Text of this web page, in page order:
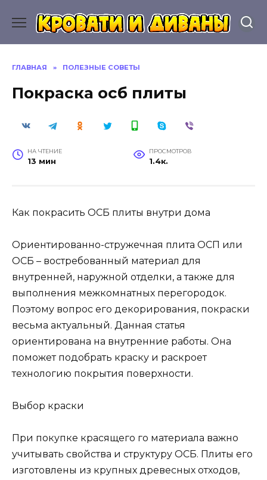
содержанию
ГЛАВНАЯ » ПОЛЕЗНЫЕ СОВЕТЫ
Покраска осб плиты
НА ЧТЕНИЕ
13 мин
ПРОСМОТРОВ
1.4к.
Как покрасить ОСБ плиты внутри дома
Ориентированно-стружечная плита ОСП или
ОСБ – востребованный материал для
внутренней, наружной отделки, а также для
выполнения межкомнатных перегородок.
Поэтому вопрос его декорирования, покраски
весьма актуальный. Данная статья
ориентирована на внутренние работы. Она
поможет подобрать краску и раскроет
технологию покрытия поверхности.
Выбор краски
При покупке красящего го материала важно
учитывать свойства и структуру ОСБ. Плиты его
изготовлены из крупных древесных отходов,